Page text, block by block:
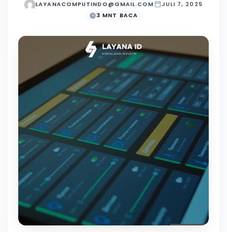
LAYANACOMPUTINDO@GMAIL.COM
JULI 7, 2025
3 MNT BACA